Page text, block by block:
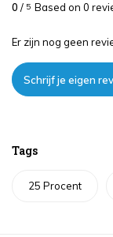
0 / 5 Based on 0
Er zijn nog geen
Schrijf je eigen
Tags
25 Procent